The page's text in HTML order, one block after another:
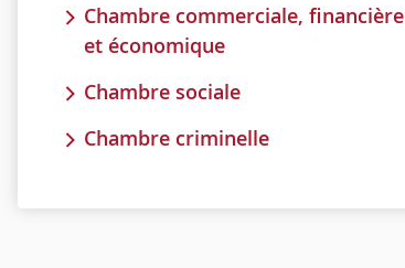
Chambre commerciale, financière
et économique
Chambre sociale
Chambre criminelle